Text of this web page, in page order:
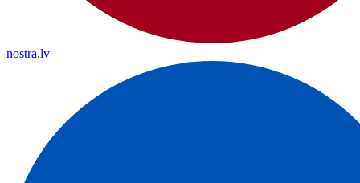
nostra.lv